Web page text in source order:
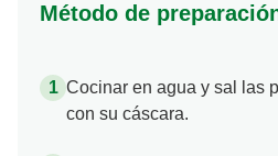
Método de
Cocinar en agua y sal las
con su cáscara.